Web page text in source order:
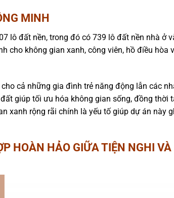
MINH
lô đất nền, trong đó có 739 lô đất nền nhà ở
cho không gian xanh, công viên, hồ điều hòa
cả những gia đình trẻ năng động lẫn các
giúp tối ưu hóa không gian sống, đồng thời
xanh rộng rãi chính là yếu tố giúp dự án này
HOÀN HẢO GIỮA TIỆN NGHI VÀ